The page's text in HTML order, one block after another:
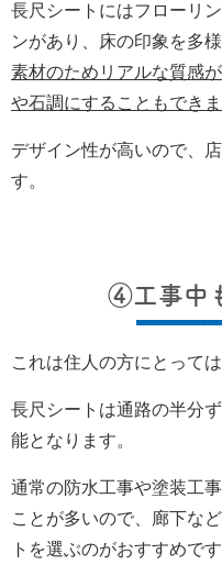
長尺シートにはフローリ
ンがあり、床の印象を多
素材のためリアルな質感
や石調にすることもでき
デザイン性が高いので、
す。
④工事中
これは住人の方にとって
長尺シートは通路の半分
能となります。
通常の防水工事や塗装工
ことが多いので、廊下な
トを選ぶのがおすすめです